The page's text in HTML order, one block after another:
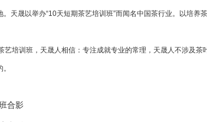
。天晟以举办“10天短期茶艺培训班”而闻名中国茶行业。以培养
艺培训班，天晟人相信：专注成就专业的常理，天晟人不涉及茶
合影